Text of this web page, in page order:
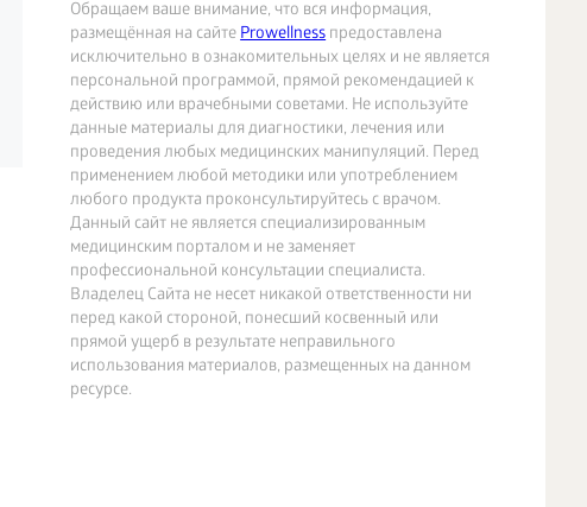
Обращаем ваше внимание, что вся информация,
размещённая на сайтеProwellnessпредоставлена
исключительно в ознакомительных целях и не является
персональной программой, прямой рекомендацией к
действию или врачебными советами. Не используйте
данные материалы для диагностики, лечения или
проведения любых медицинских манипуляций. Перед
применением любой методики или употреблением
любого продукта проконсультируйтесь с врачом.
Данный сайт не является специализированным
медицинским порталом и не заменяет
профессиональной консультации специалиста.
Владелец Сайта не несет никакой ответственности ни
перед какой стороной, понесший косвенный или
прямой ущерб в результате неправильного
использования материалов, размещенных на данном
ресурсе.